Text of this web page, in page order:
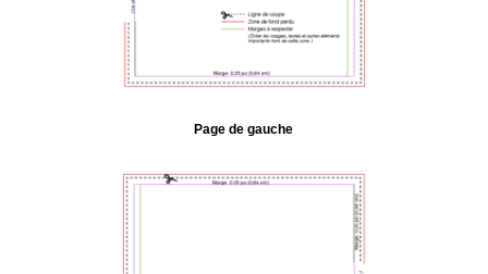
Page de gauche